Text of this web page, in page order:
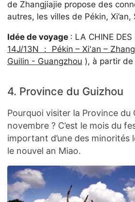
de Zhangjiajie propose des
autres, les villes de Pékin,
Idée de voyage : LA CHINE DES
14J/13N ： Pékin – Xi'an –
Guilin - Guangzhou ), à partir
4. Province du Guizhou
Pourquoi visiter la Province du
novembre ? C’est le mois du
important d’une des minorités
le nouvel an Miao.